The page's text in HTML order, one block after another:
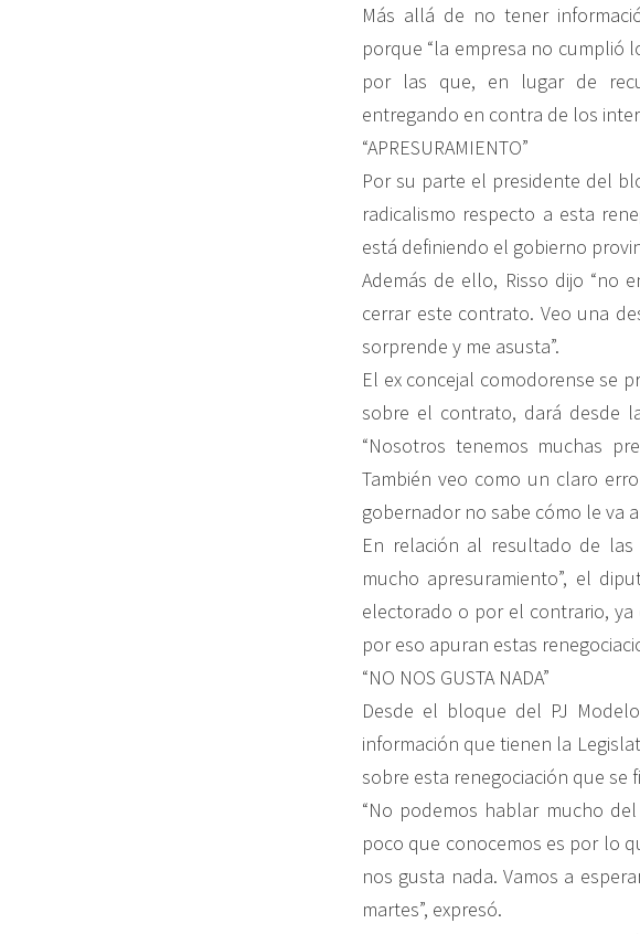
Más allá de no tener
porque “la empresa no cumplió
por las que, en lugar de
entregando en contra de los
“APRESURAMIENTO”
Por su parte el presidente del
radicalismo respecto a esta
está definiendo el gobierno
Además de ello, Risso dijo “no
cerrar este contrato. Veo una
sorprende y me asusta”.
El ex concejal comodorense se
sobre el contrato, dará desde
“Nosotros tenemos muchas
También veo como un claro
gobernador no sabe cómo le va
En relación al resultado de
mucho apresuramiento”, el
electorado o por el contrario,
por eso apuran estas
“NO NOS GUSTA NADA”
Desde el bloque del PJ
información que tienen la
sobre esta renegociación que se
“No podemos hablar mucho
poco que conocemos es por lo
nos gusta nada. Vamos a
martes”, expresó.